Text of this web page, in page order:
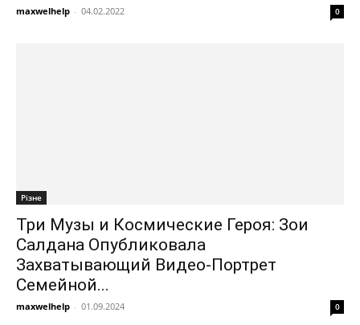
maxwelhelp - 04.02.2022 0
Різне
Три Музы и Космические Героя: Зои
Салдана Опубликовала
Захватывающий Видео-Портрет
Семейной...
maxwelhelp - 01.09.2024 0